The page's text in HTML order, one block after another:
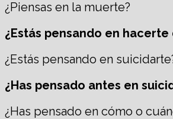
¿Piensas en la muerte?
¿Estás pensando en hacerte
¿Estás pensando en
¿Has pensado antes en
¿Has pensado en cómo o